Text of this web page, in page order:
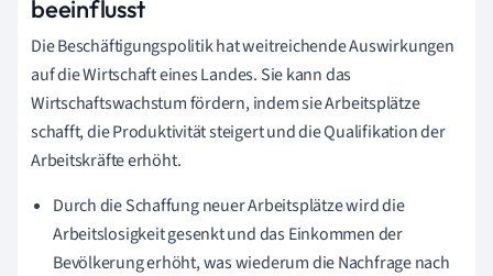
beeinflusst
Die Beschäftigungspolitik hat weitreichende Auswirkungen
auf die Wirtschaft eines Landes. Sie kann das
Wirtschaftswachstum fördern, indem sie Arbeitsplätze
schafft, die Produktivität steigert und die Qualifikation der
Arbeitskräfte erhöht.
Durch die Schaffung neuer Arbeitsplätze wird die
Arbeitslosigkeit gesenkt und das Einkommen der
Bevölkerung erhöht, was wiederum die Nachfrage nach